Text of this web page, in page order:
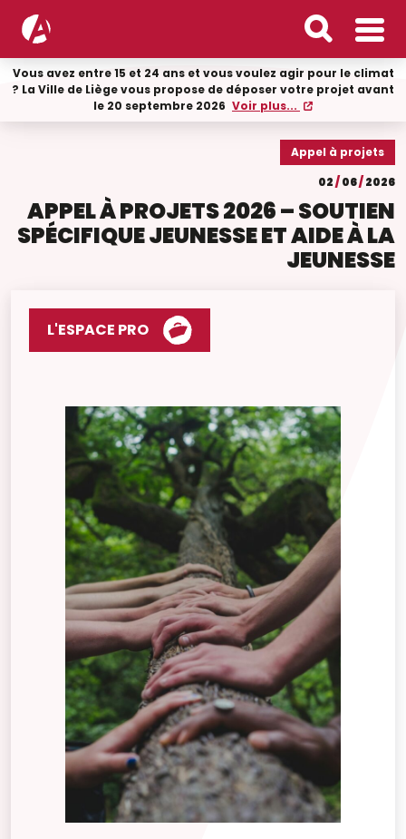
Vous avez entre 15 et 24 ans et vous voulez agir pour le climat
? La Ville de Liège vous propose de déposer votre projet avant
le 20 septembre 2026 Voir plus...
Appel à projets
02/06/2026
APPEL À PROJETS 2026 – SOUTIEN
SPÉCIFIQUE JEUNESSE ET AIDE À LA
JEUNESSE
L'ESPACE PRO